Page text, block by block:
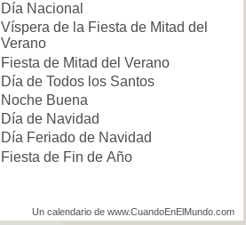
Día Nacional
Víspera de la Fiesta de Mitad del
Verano
Fiesta de Mitad del Verano
Día de Todos los Santos
Noche Buena
Día de Navidad
Día Feriado de Navidad
Fiesta de Fin de Año
Un calendario de www.CuandoEnElMundo.com